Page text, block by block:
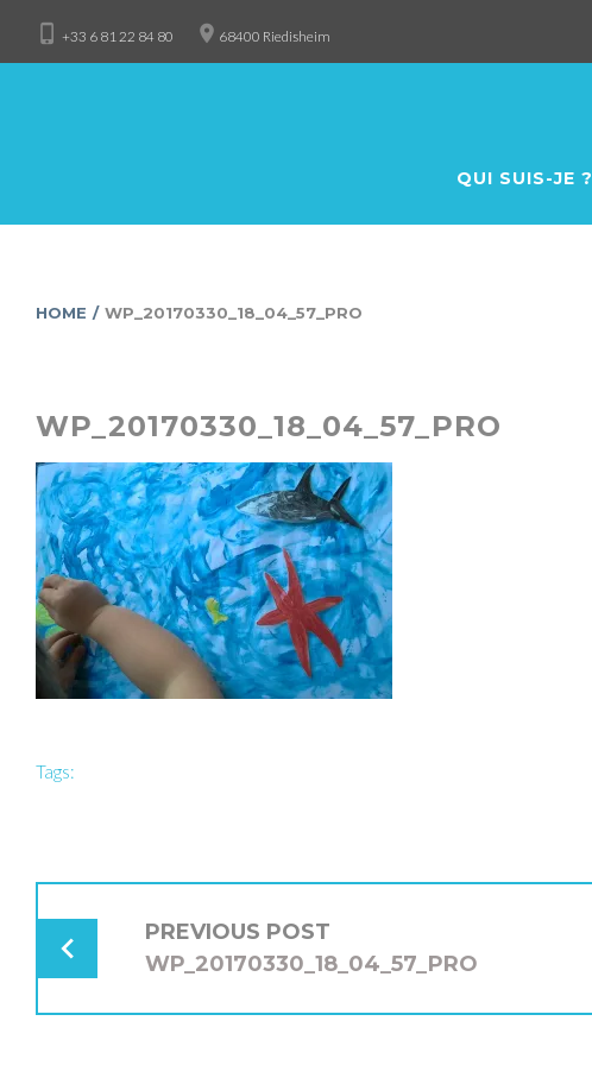
Skip
phone_iphone +33 6 81 22 84 80 place 68400 Riedisheim
QUI SUIS-JE ?
HOME / WP_20170330_18_04_57_PRO
WP_20170330_18_04_57_PRO
Tags:
NAVIGATION
DE
L’ARTICLEPREVIOUS POST
WP_20170330_18_04_57_PRO